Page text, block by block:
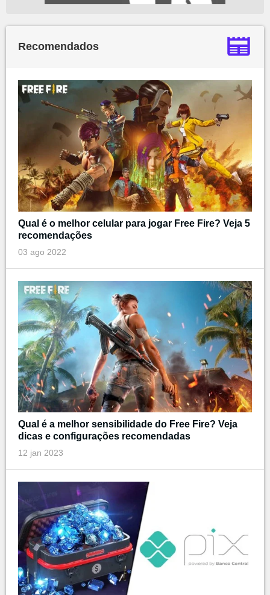
Recomendados
Qual é o melhor celular para jogar Free Fire? Veja 5
recomendações
03 ago 2022
Qual é a melhor sensibilidade do Free Fire? Veja
dicas e configurações recomendadas
12 jan 2023